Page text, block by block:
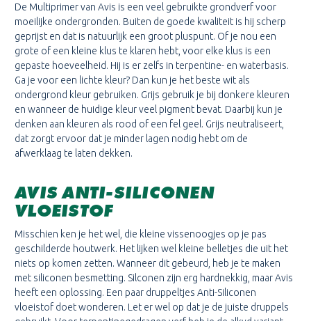
De Multiprimer van Avis is een veel gebruikte grondverf voor
moeilijke ondergronden. Buiten de goede kwaliteit is hij scherp
geprijst en dat is natuurlijk een groot pluspunt. Of je nou een
grote of een kleine klus te klaren hebt, voor elke klus is een
gepaste hoeveelheid. Hij is er zelfs in terpentine- en waterbasis.
Ga je voor een lichte kleur? Dan kun je het beste wit als
ondergrond kleur gebruiken. Grijs gebruik je bij donkere kleuren
en wanneer de huidige kleur veel pigment bevat. Daarbij kun je
denken aan kleuren als rood of een fel geel. Grijs neutraliseert,
dat zorgt ervoor dat je minder lagen nodig hebt om de
afwerklaag te laten dekken.
AVIS ANTI-SILICONEN
VLOEISTOF
Misschien ken je het wel, die kleine vissenoogjes op je pas
geschilderde houtwerk. Het lijken wel kleine belletjes die uit het
niets op komen zetten. Wanneer dit gebeurd, heb je te maken
met siliconen besmetting. Silconen zijn erg hardnekkig, maar Avis
heeft een oplossing. Een paar druppeltjes Anti-Siliconen
vloeistof doet wonderen. Let er wel op dat je de juiste druppels